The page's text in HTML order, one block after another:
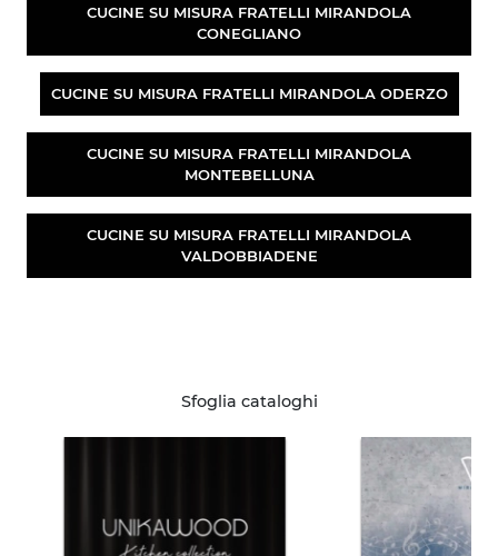
CUCINE SU MISURA FRATELLI MIRANDOLA
CONEGLIANO
CUCINE SU MISURA FRATELLI MIRANDOLA ODERZO
CUCINE SU MISURA FRATELLI MIRANDOLA
MONTEBELLUNA
CUCINE SU MISURA FRATELLI MIRANDOLA
VALDOBBIADENE
Sfoglia cataloghi